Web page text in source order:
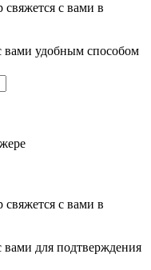
с вами в
вами удобным способом
с вами в
для подтверждения